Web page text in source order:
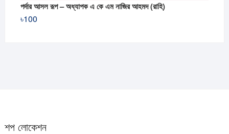
পর্দার আসল রূপ – অধ্যাপক এ কে এম নাজির আহমদ (রাহি)
৳100
শপ লোকেশন